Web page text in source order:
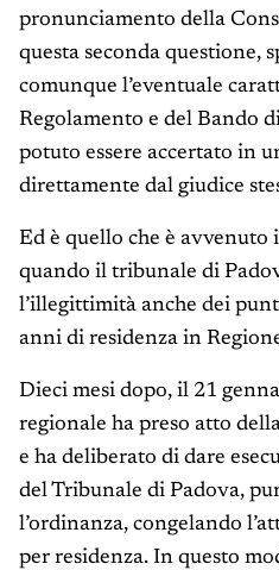
pronunciamento della
questa seconda questione,
comunque l’eventuale
Regolamento e del Bando
potuto essere accertato in
direttamente dal giudice
Ed è quello che è avvenuto
quando il tribunale di
l’illegittimità anche dei
anni di residenza in
Dieci mesi dopo, il 21
regionale ha preso atto
e ha deliberato di dare
del Tribunale di Padova,
l’ordinanza, congelando
per residenza. In questo